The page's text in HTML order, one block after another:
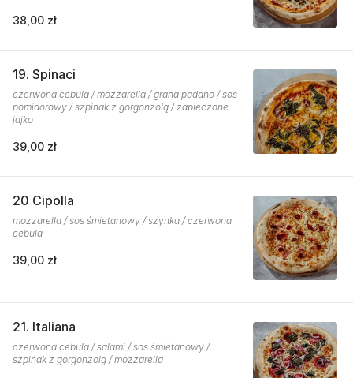
38,00 zł
19. Spinaci
czerwona cebula / mozzarella / grana padano / sos
pomidorowy / szpinak z gorgonzolą / zapieczone
jajko
39,00 zł
20 Cipolla
mozzarella / sos śmietanowy / szynka / czerwona
cebula
39,00 zł
21. Italiana
czerwona cebula / salami / sos śmietanowy /
szpinak z gorgonzolą / mozzarella